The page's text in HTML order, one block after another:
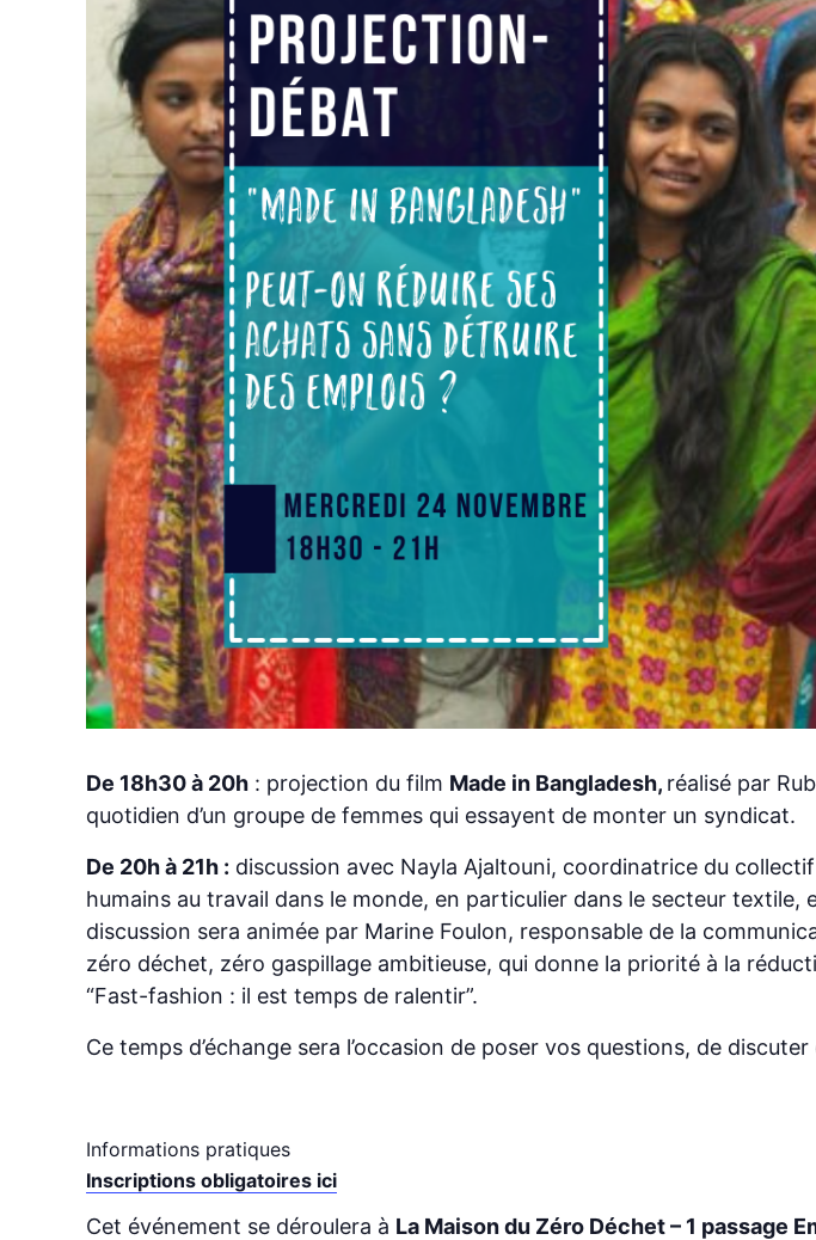
De 18h30 à 20h : projection du film Made in Bangladesh, réalisé par
quotidien d’un groupe de femmes qui essayent de monter un syndicat.
De 20h à 21h : discussion avec Nayla Ajaltouni, coordinatrice du
humains au travail dans le monde, en particulier dans le secteur
discussion sera animée par Marine Foulon, responsable de la
zéro déchet, zéro gaspillage ambitieuse, qui donne la priorité à la
“Fast-fashion : il est temps de ralentir”.
Ce temps d’échange sera l’occasion de poser vos questions, de
Informations pratiques
Inscriptions obligatoires ici
Cet événement se déroulera à La Maison du Zéro Déchet – 1 passage